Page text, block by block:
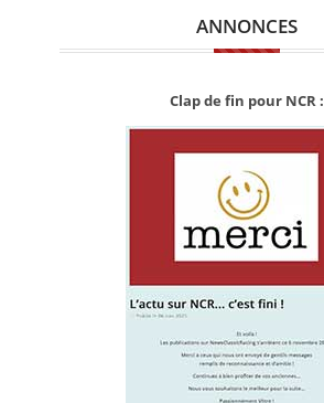
ANNONCES
Clap de fin pour NCR :